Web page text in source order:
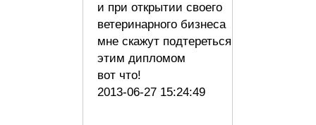
и при открытии своего
ветеринарного бизнеса
мне скажут подтереться
этим дипломом
вот что!
2013-06-27 15:24:49